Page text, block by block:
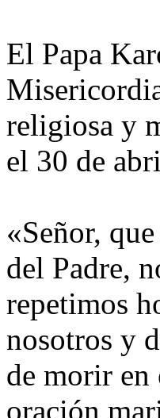
El Papa
religiosa y
el 30 de
«Señor,
del Padre,
repetimos
nosotros y
de morir en
oración